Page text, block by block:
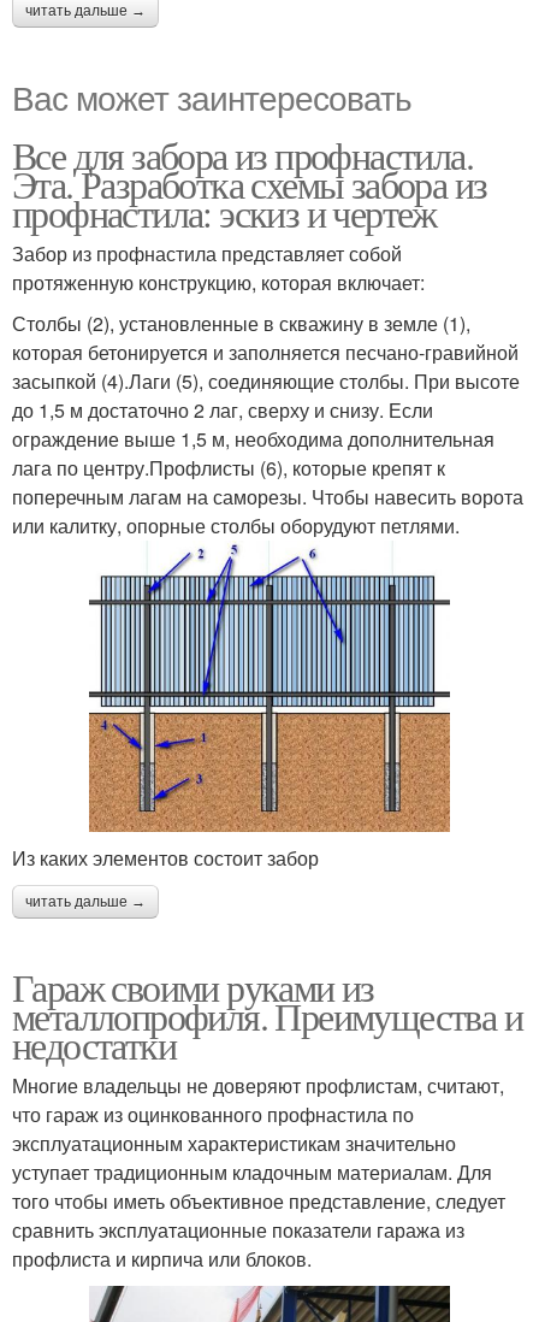
читать дальше →
Вас может заинтересовать
Все для забора из профнастила.
Эта. Разработка схемы забора из
профнастила: эскиз и чертеж
Забор из профнастила представляет собой
протяженную конструкцию, которая включает:
Столбы (2), установленные в скважину в земле (1),
которая бетонируется и заполняется песчано-гравийной
засыпкой (4).Лаги (5), соединяющие столбы. При высоте
до 1,5 м достаточно 2 лаг, сверху и снизу. Если
ограждение выше 1,5 м, необходима дополнительная
лага по центру.Профлисты (6), которые крепят к
поперечным лагам на саморезы. Чтобы навесить ворота
или калитку, опорные столбы оборудуют петлями.
Из каких элементов состоит забор
читать дальше →
Гараж своими руками из
металлопрофиля. Преимущества и
недостатки
Многие владельцы не доверяют профлистам, считают,
что гараж из оцинкованного профнастила по
эксплуатационным характеристикам значительно
уступает традиционным кладочным материалам. Для
того чтобы иметь объективное представление, следует
сравнить эксплуатационные показатели гаража из
профлиста и кирпича или блоков.